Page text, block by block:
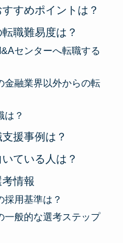
すめポイントは？
職難易度は？
センターへ転職する
金融業界以外からの転
は？
援事例は？
ている人は？
情報
採用基準は？
一般的な選考ステップ